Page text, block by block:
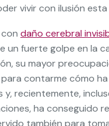
vivir con ilusión
daño cerebral
fuerte golpe en la
su mayor
contarme cómo
recientemente,
ha conseguido
también para